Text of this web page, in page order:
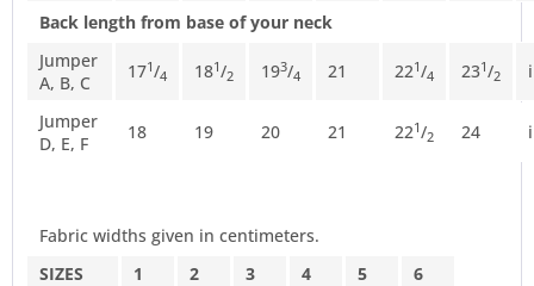
Back length from base of your neck
Jumper
A, B, C
171/4 181/2 193/4 21 221/4 231/2
Jumper
D, E, F
18 19 20 21 221/2 24
Fabric widths given in centimeters.
SIZES
1 2 3 4 5
6